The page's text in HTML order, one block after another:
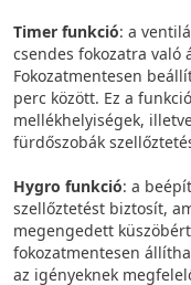
Timer funkció: a
csendes fokozatra való
Fokozatmentesen
perc között. Ez a
mellékhelyiségek,
fürdőszobák
Hygro funkció: a
szellőztetést biztosít,
megengedett
fokozatmentesen
az igényeknek